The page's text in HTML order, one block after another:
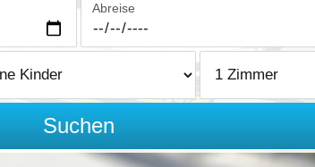
Abreise
Suchen